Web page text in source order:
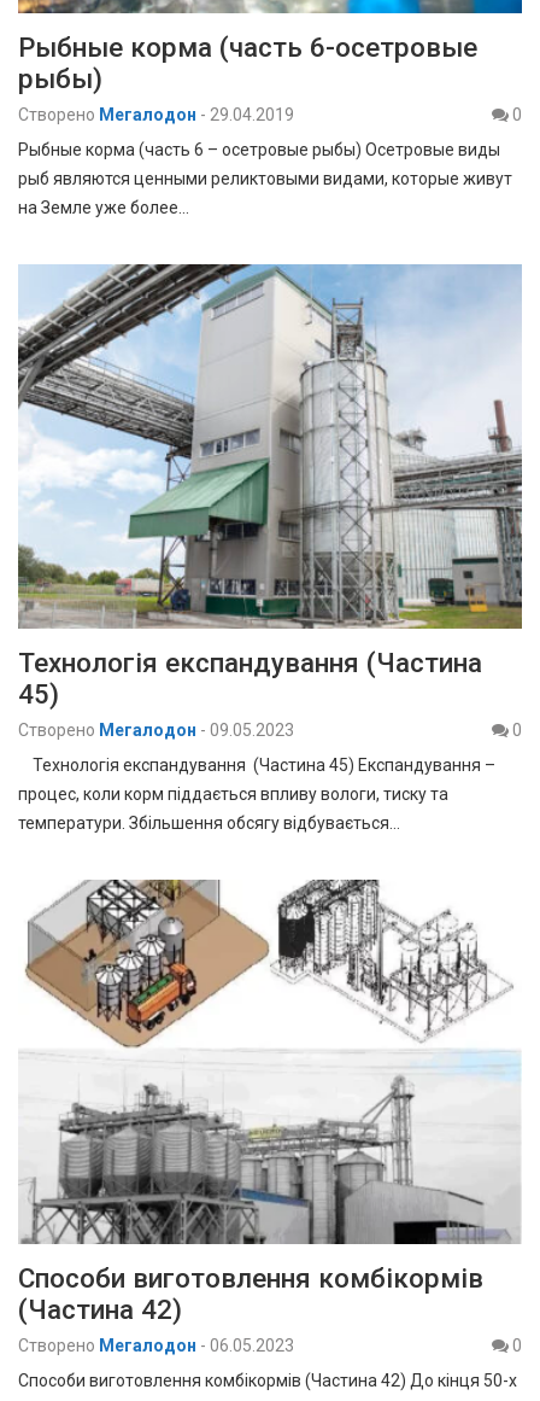
Рыбные корма (часть 6-осетровые
рыбы)
Створено Мегалодон - 29.04.2019
0
Рыбные корма (часть 6 – осетровые рыбы) Осетровые виды
рыб являются ценными реликтовыми видами, которые живут
на Земле уже более…
Технологія експандування (Частина
45)
Створено Мегалодон - 09.05.2023
0
Технологія експандування (Частина 45) Експандування –
процес, коли корм піддається впливу вологи, тиску та
температури. Збільшення обсягу відбувається…
Способи виготовлення комбікормів
(Частина 42)
Створено Мегалодон - 06.05.2023
0
Способи виготовлення комбікормів (Частина 42) До кінця 50-х